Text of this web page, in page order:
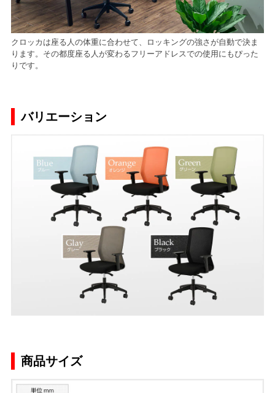
クロッカは座る人の体重に合わせて、ロッキングの強さが自動で決ま
ります。その都度座る人が変わるフリーアドレスでの使用にもぴった
りです。
バリエーション
商品サイズ